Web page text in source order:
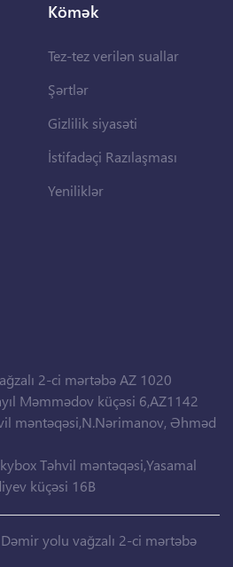
Kömək
Tez-tez verilən suallar
Şərtlər
Gizlilik siyasəti
İstifadəçi Razılaşması
Yeniliklər
2-ci mərtəbə AZ 1020
Məmmədov küçəsi 6,AZ1142
məntəqəsi,N.Nərimanov, Əhməd
Təhvil məntəqəsi,Yasamal
küçəsi 16B
yolu vağzalı 2-ci mərtəbə